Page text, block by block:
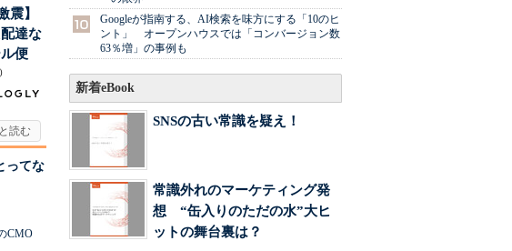
震】
達な
便
ってな
CMO
Googleが指南する、AI検索を味方にする「10のヒ
ント」 オープンハウスでは「コンバージョン数
63％増」の事例も
新着eBook
SNSの古い常識を疑え！
常識外れのマーケティング発
想 “缶入りのただの水”大ヒ
ットの舞台裏は？